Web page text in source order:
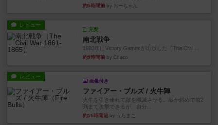
約5時間前 by おーちゃん
レビュー
充実
南北戦争
1983年にVictory Gamesが出版した『The Civil ...
約9時間前 by Chaco
レビュー
画像付き
ファイアー・ブルズ / 火牛陣
火牛を引き連れて敵を殲滅させる。縦か斜めで前2
列まで攻撃できるが、自分...
約11時間前 by うらまこ